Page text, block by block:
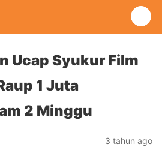
Ucap Syukur Film
1 Juta
2 Minggu
3 tahun ago